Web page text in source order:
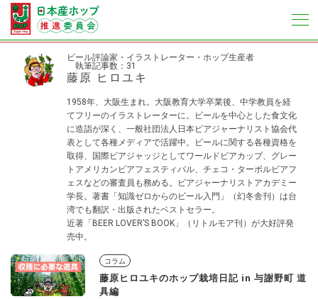
ビール評論家・イラストレーター・ホップ生産者
執筆記事数：31
藤原 ヒロユキ
1958年、大阪生まれ。大阪教育大学卒業後、中学教員を経
てフリーのイラストレーターに。ビールを中心とした食文化
に造詣が深く、一般社団法人日本ビアジャーナリスト協会代
表として各種メディアで活躍中。ビールに関する各種資格を
取得、国際ビアジャッジとしてワールドビアカップ、グレー
トアメリカンビアフェスティバル、チェコ・ターボルビアフ
ェスなどの審査員も務める。ビアジャーナリストアカデミー
学長。著書「知識ゼロからのビール入門」（幻冬舎刊）は台
湾でも翻訳・出版されたベストセラー。
近著「BEER LOVER’S BOOK」（リトルモア刊）が大好評発
売中。
コラム
藤原ヒロユキのホップ栽培日記 in 与謝野町 道
具編